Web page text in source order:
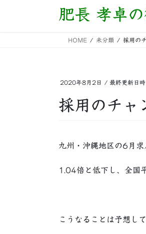
肥長 孝卓
HOME 未分類 採用の
2020年8月2日 / 最終更新日時
採用のチャ
九州・沖縄地区の6月求
1.04倍と低下し、全国
こうなることは予想し